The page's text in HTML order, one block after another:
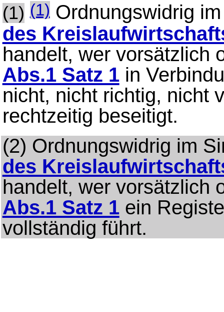
(1) (1) Ordnungswidrig
des
handelt, wer vorsätzlich
Abs.1 Satz 1in
nicht, nicht richtig, nicht
rechtzeitig beseitigt.
(2) Ordnungswidrig im
des
handelt, wer vorsätzlich
Abs.1 Satz 1ein
vollständig führt.